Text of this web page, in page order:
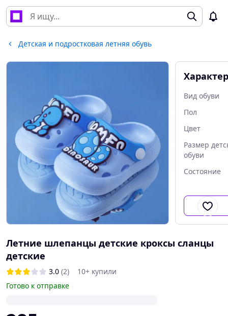
Детская и подростковая летняя обувь
Вид обуви
Пол
Цвет
Размер
обуви
Состояние
Летние шлепанцы детские кроксы сланцы
детские
3.0 (2)
10+ купили
Готово к отправке